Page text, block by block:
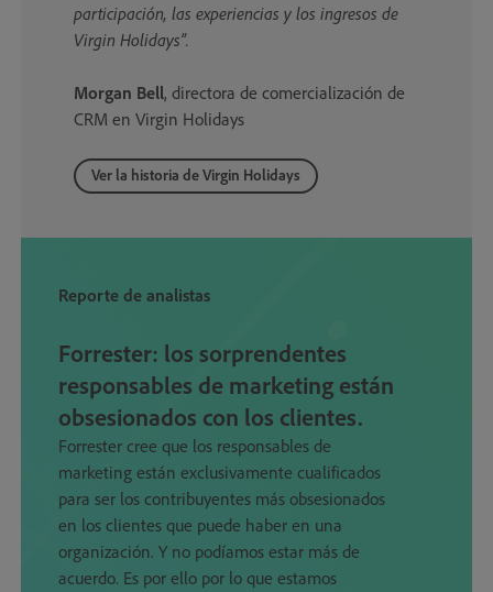
participación, las experiencias y los ingresos de
Virgin Holidays”.
Morgan Bell, directora de comercialización de
CRM en Virgin Holidays
Ver la historia de Virgin Holidays
Reporte de analistas
Forrester: los sorprendentes
responsables de marketing están
obsesionados con los clientes.
Forrester cree que los responsables de
marketing están exclusivamente cualificados
para ser los contribuyentes más obsesionados
en los clientes que puede haber en una
organización. Y no podíamos estar más de
acuerdo. Es por ello por lo que estamos